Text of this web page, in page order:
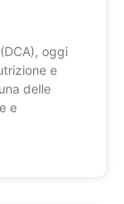
oggi
e
delle
e